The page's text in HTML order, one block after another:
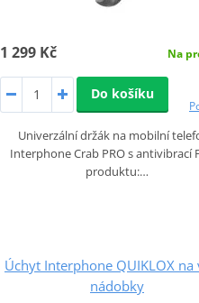
1 299 Kč Na
Do košíku
Univerzální držák na mobilní
Interphone Crab PRO s antivibrací
produktu:…
Úchyt Interphone QUIKLOX na
nádobky